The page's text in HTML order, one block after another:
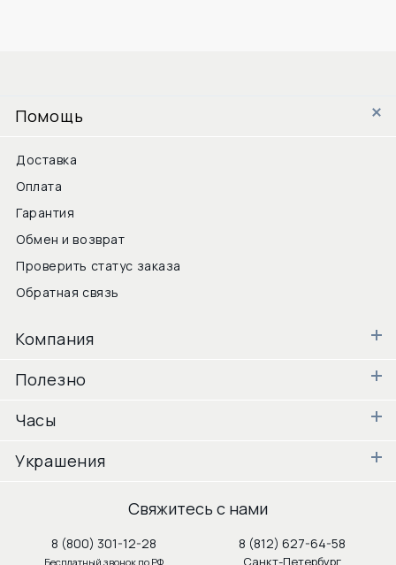
Помощь
Доставка
Оплата
Гарантия
Обмен и возврат
Проверить статус заказа
Обратная связь
Компания
Полезно
Часы
Украшения
Свяжитесь с нами
8 (800) 301-12-28
Бесплатный звонок по РФ
8 (812) 627-64-58
Санкт-Петербург